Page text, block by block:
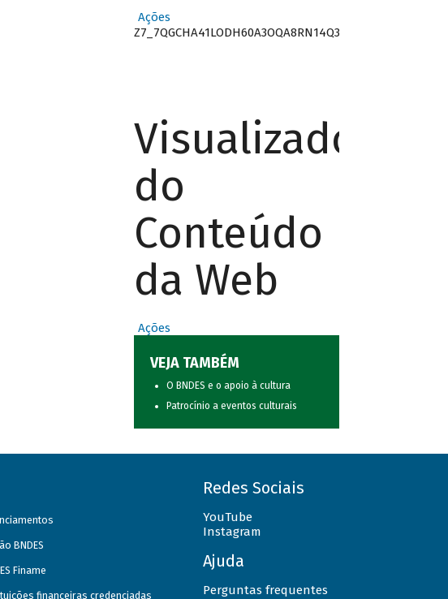
Ações
Z7_7QGCHA41LODH60A3OQA8RN14Q3
Visualizador
do
Conteúdo
da Web
Ações
VEJA TAMBÉM
O BNDES e o apoio à cultura
Patrocínio a eventos culturais
BNDES
Finame
financeiras credenciadas
Redes Sociais
YouTube
Instagram
Ajuda
Perguntas frequentes